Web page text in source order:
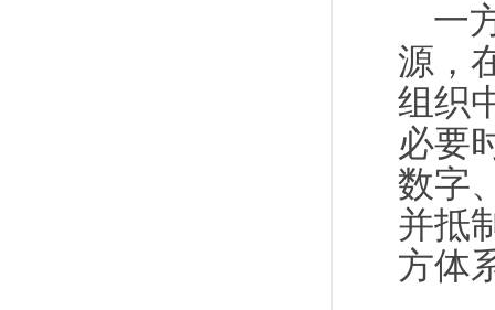
一
源，
组织
必要
数字
并抵
方体